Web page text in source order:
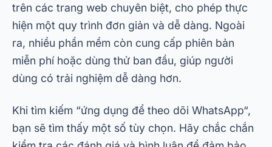
độ tin cậy của công cụ. Ngoài ra, hãy nhớ rằng
một số ứng dụng yêu cầu quyền truy cập vật lý
vào thiết bị mục tiêu để thiết lập ban đầu, trong
khi những ứng dụng khác hoạt động từ xa.
nhắn WhatsApp
mSpy là một trong những ứng dụng theo dõi